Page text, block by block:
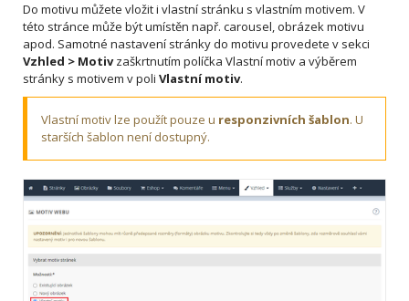
Do motivu můžete vložit i vlastní stránku s vlastním motivem. V
této stránce může být umístěn např. carousel, obrázek motivu
apod. Samotné nastavení stránky do motivu provedete v sekci
Vzhled > Motivzaškrtnutím políčka Vlastní motiv a výběrem
stránky s motivem v poli Vlastní motiv.
Vlastní motiv lze použít pouze u responzivních šablon. U
starších šablon není dostupný.